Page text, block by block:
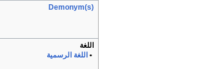
Demonym(s)
اللغة
• اللغة الرسمية